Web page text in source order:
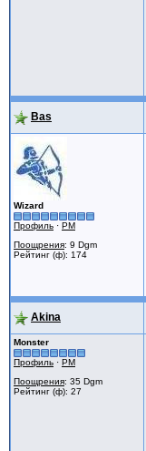
Bas
Wizard
Профиль · PM
Поощрения: 9 Dgm
Рейтинг (ф): 174
Akina
Monster
Профиль · PM
Поощрения: 35 Dgm
Рейтинг (ф): 27